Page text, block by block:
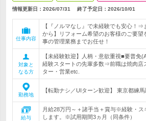
情報更新日：2026/07/31 終了予定日： 2026/10/01
仕事内容
【『ノルマなし』で未経験でも安心！⇒
から】リフォーム希望のお客様のご要望
事の管理業務までお任せ！
対象と
なる方
【未経験歓迎】人柄・意欲重視■要普免
経験スタートの先輩多数⇒前職は焼肉店
ター・営業etc.
勤務地
【転勤ナシ／UIターン歓迎】 東京都練
給与
月給28万円～＋諸手当＋賞与※経験・ス
します。※試用期間3ヵ月（同条件）